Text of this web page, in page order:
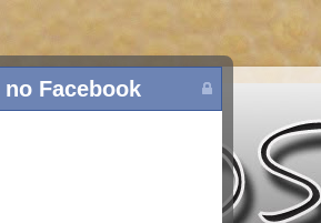
Facebook